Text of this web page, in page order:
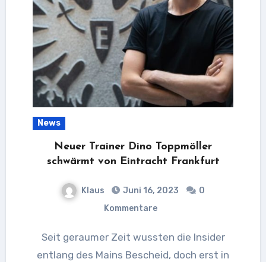
News
Neuer Trainer Dino Toppmöller
schwärmt von Eintracht Frankfurt
Klaus Juni 16, 2023
0
Kommentare
Seit geraumer Zeit wussten die Insider
entlang des Mains Bescheid, doch erst in